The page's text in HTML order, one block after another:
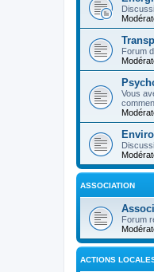
Forum
Vous
ASSOCIATION
Forum
ACTIONS